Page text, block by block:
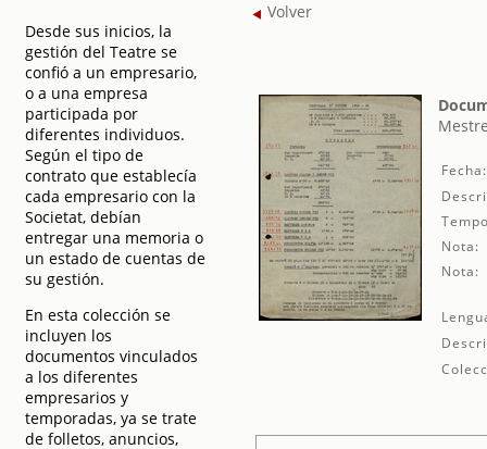
Desde sus inicios, la
gestión del Teatre se
confió a un empresario,
o a una empresa
participada por
diferentes individuos.
Según el tipo de
contrato que establecía
cada empresario con la
Societat, debían
entregar una memoria o
un estado de cuentas de
su gestión.
En esta colección se
incluyen los
documentos vinculados
a los diferentes
empresarios y
temporadas, ya se trate
de folletos, anuncios,
Volver
Fecha:
Nota:
Nota: